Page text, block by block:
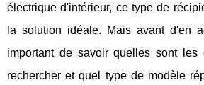
électrique d'intérieur, ce type de
la solution idéale. Mais avant d'en
important de savoir quelles sont les
rechercher et quel type de modèle